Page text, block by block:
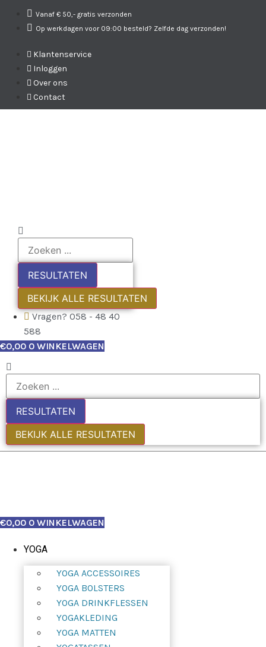
Vanaf € 50,- gratis verzonden
Op werkdagen voor 09:00 besteld? Zelfde dag verzonden!
Klantenservice
Inloggen
Over ons
Contact
RESULTATEN
BEKIJK ALLE RESULTATEN
Vragen? 058 - 48 40
588
€0,00 0 WINKELWAGEN
RESULTATEN
BEKIJK ALLE RESULTATEN
€0,00 0 WINKELWAGEN
YOGA
YOGA ACCESSOIRES
YOGA BOLSTERS
YOGA DRINKFLESSEN
YOGAKLEDING
YOGA MATTEN